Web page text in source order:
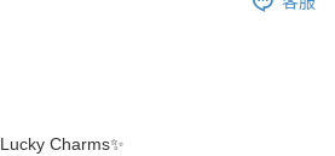
Lucky Charms✨